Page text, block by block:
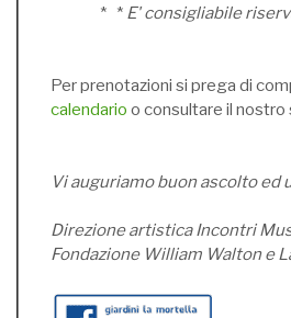
* * E' consigliabile
Per prenotazioni si prega di
calendario o consultare il nostro
Vi auguriamo buon ascolto ed
Direzione artistica Incontri
Fondazione William Walton e